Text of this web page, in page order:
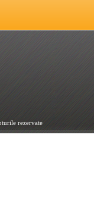
rezervate